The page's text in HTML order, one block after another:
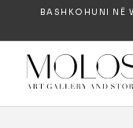
BASHKOHUNI NË